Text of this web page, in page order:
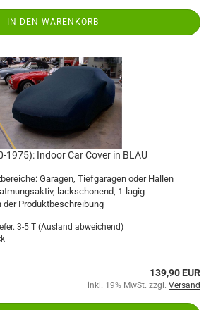
IN DEN WARENKORB
1975): Indoor Car Cover in BLAU
Garagen, Tiefgaragen oder Hallen
lackschonend, 1-lagig
der Produktbeschreibung
3-5 T (Ausland abweichend)
139,90 EUR
inkl. 19% MwSt. zzgl. Versand